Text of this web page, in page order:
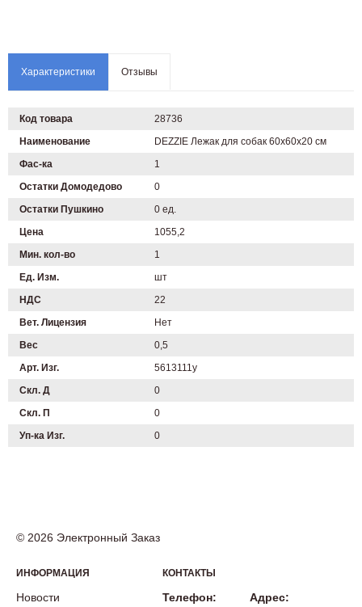
Характеристики Отзывы
Код товара
28736
Наименование
DEZZIE Лежак для собак 60х60х20 см
Фас-ка
1
Остатки Домодедово
0
Остатки Пушкино
0 ед.
Цена
1055,2
Мин. кол-во
1
Ед. Изм.
шт
НДС
22
Вет. Лицензия
Нет
Вес
0,5
Арт. Изг.
5613111у
Скл. Д
0
Скл. П
0
Уп-ка Изг.
0
© 2026 Электронный Заказ
ИНФОРМАЦИЯ
Новости
КОНТАКТЫ
Телефон:
Адрес: